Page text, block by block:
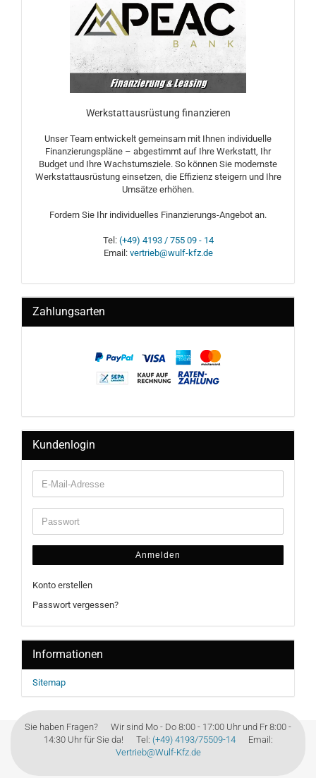
Werkstattausrüstung finanzieren
Unser Team entwickelt gemeinsam mit Ihnen individuelle
Finanzierungspläne – abgestimmt auf Ihre Werkstatt, Ihr
Budget und Ihre Wachstumsziele. So können Sie modernste
Werkstattausrüstung einsetzen, die Effizienz steigern und Ihre
Umsätze erhöhen.
Fordern Sie Ihr individuelles Finanzierungs-Angebot an.
Tel: (+49) 4193 / 755 09 - 14
Email: vertrieb@wulf-kfz.de
Zahlungsarten
Kundenlogin
Anmelden
Konto erstellen
Passwort vergessen?
Informationen
Sitemap
Sie haben Fragen? Wir sind Mo - Do 8:00 - 17:00 Uhr und Fr 8:00 -
14:30 Uhr für Sie da! Tel: (+49) 4193/75509-14Email:
Vertrieb@Wulf-Kfz.de